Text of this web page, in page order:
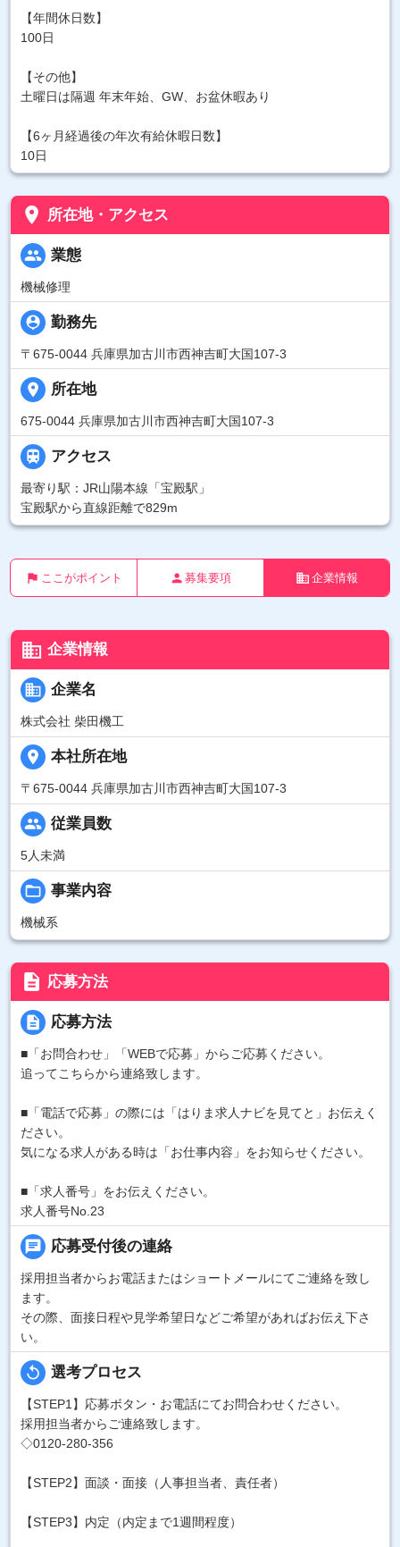
【年間休日数】
100日
【その他】
土曜日は隔週 年末年始、GW、お盆休暇あり
【6ヶ月経過後の年次有給休暇日数】
10日
place 所在地・アクセス
people 業態
機械修理
person_pin 勤務先
〒675-0044 兵庫県加古川市西神吉町大国107-3
place 所在地
675-0044 兵庫県加古川市西神吉町大国107-3
 アクセス
最寄り駅：JR山陽本線「宝殿駅」
宝殿駅から直線距離で829m
flag ここがポイント person 募集要項 business 企業情報
business 企業情報
business 企業名
株式会社 柴田機工
place 本社所在地
〒675-0044 兵庫県加古川市西神吉町大国107-3
people 従業員数
5人未満
folder_open 事業内容
機械系
description 応募方法
description 応募方法
■「お問合わせ」「WEBで応募」からご応募ください。
追ってこちらから連絡致します。
■「電話で応募」の際には「はりま求人ナビを見てと」お伝えく
ださい。
気になる求人がある時は「お仕事内容」をお知らせください。
■「求人番号」をお伝えください。
求人番号No.23
chat 応募受付後の連絡
採用担当者からお電話またはショートメールにてご連絡を致し
ます。
その際、面接日程や見学希望日などご希望があればお伝え下さ
い。
replay 選考プロセス
【STEP1】応募ボタン・お電話にてお問合わせください。
採用担当者からご連絡致します。
◇0120-280-356
【STEP2】面談・面接（人事担当者、責任者）
【STEP3】内定（内定まで1週間程度）